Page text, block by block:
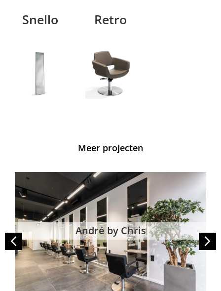
Snello Retro
Meer projecten
Berufsschule Firda